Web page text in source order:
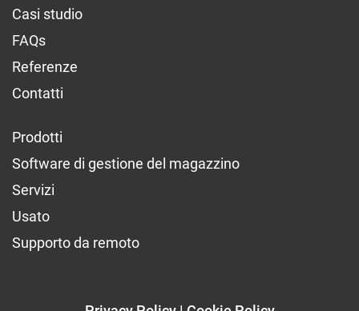
Casi studio
FAQs
Referenze
Contatti
Prodotti
Software di gestione del magazzino
Servizi
Usato
Supporto da remoto